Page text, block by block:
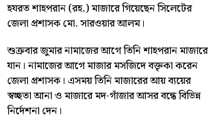
হযরত শাহপরান (রহ.) মাজারে গিয়েছেন সিলেটের
জেলা প্রশাসক মো. সারওয়ার আলম।
শুক্রবার জুমার নামাজের আগে তিনি শাহপরান মাজারে
যান। নামাজের আগে মাজার মসজিদে বক্তৃকা করেন
জেলা প্রশাসক। এসময় তিনি মাজারের আয় ব্যয়ের
স্বচ্ছতা আনা ও মাজারে মদ-গাঁজার আসর বন্ধে বিভিন্ন
নির্দেশনা দেন।